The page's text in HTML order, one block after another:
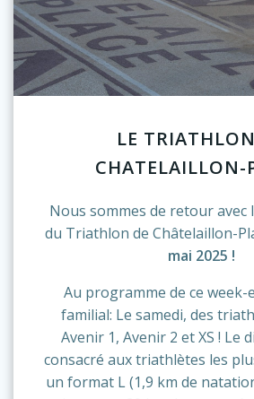
LE
CHATELAILLON-
Nous sommes de retour avec
du Triathlon de Châtelaillon-
mai 2025 !
Au programme de ce
familial: Le samedi, des
Avenir 1, Avenir 2 et XS ! Le
consacré aux triathlètes les
un format L (1,9 km de